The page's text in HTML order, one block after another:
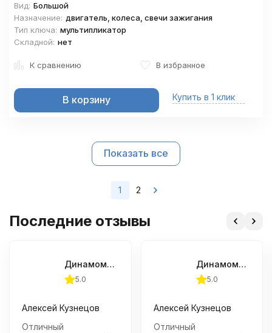
Вид: Большой
Назначение: двигатель, колеса, свечи зажигания
Тип ключа: мультипликатор
Складной: нет
К сравнению В избранное
В корзину Купить в 1 клик
Показать все
1 2
Последние отзывы
Динамометрический ключ Jonnesway 3/8"DR, 4.5-30 Нм
5.0
Алексей Кузнецов
Отличный
Динамометрический ключ Jonnesway 3/8"DR, 4.5-30 Нм
5.0
Алексей Кузнецов
Отличный